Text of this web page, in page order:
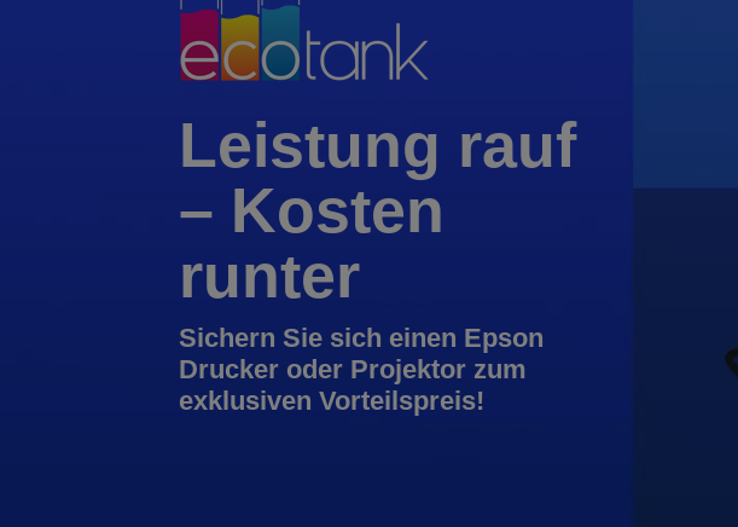
Leistung rauf
– Kosten
runter
Sichern Sie sich einen Epson
Drucker oder Projektor zum
exklusiven Vorteilspreis!